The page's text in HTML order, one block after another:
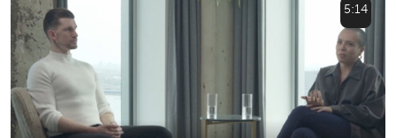
5:14